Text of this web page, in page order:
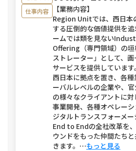
仕事内容
【業務内容】
Region Unitでは、西日本
する圧倒的な価値提供を
ームでは類を見ない
Offering（専門領域）の
ストレーター」として、
サービスを提供しています。
西日本に拠点を置き、各
ーバルレベルの企業や、
の様々なクライアントに
事業開発、各種オペレー
ジタルトランスフォーメ
End to Endの全社改革を
ウンドをもった仲間たち
きます。 ⋯もっと見る